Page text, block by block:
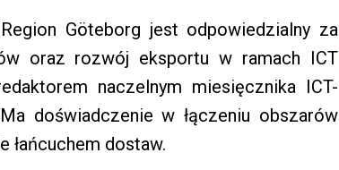
Göteborg jest odpowiedzialny za
oraz rozwój eksportu w ramach ICT
naczelnym miesięcznika ICT-
doświadczenie w łączeniu obszarów
łańcuchem dostaw.